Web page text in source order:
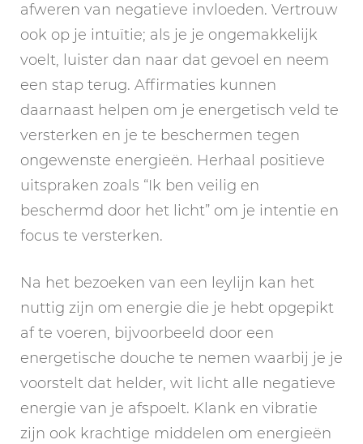
afweren van negatieve invloeden. Vertrouw
ook op je intuïtie; als je je ongemakkelijk
voelt, luister dan naar dat gevoel en neem
een stap terug. Affirmaties kunnen
daarnaast helpen om je energetisch veld te
versterken en je te beschermen tegen
ongewenste energieën. Herhaal positieve
uitspraken zoals “Ik ben veilig en
beschermd door het licht” om je intentie en
focus te versterken.
Na het bezoeken van een leylijn kan het
nuttig zijn om energie die je hebt opgepikt
af te voeren, bijvoorbeeld door een
energetische douche te nemen waarbij je je
voorstelt dat helder, wit licht alle negatieve
energie van je afspoelt. Klank en vibratie
zijn ook krachtige middelen om energieën